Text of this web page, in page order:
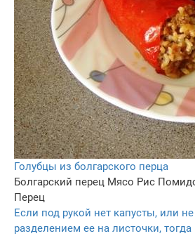
Голубцы из болгарского перца
Болгарский перец Мясо Рис
Перец
Если под рукой нет капусты, или
разделением ее на листочки,